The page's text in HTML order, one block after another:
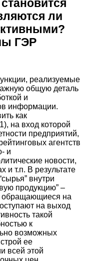
ли
ГЭР
реализуемые
общую деталь
и
информации.
как
на вход которой
предприятий,
агентств
и
новости,
и т.п. В результате
внутри
продукцию” –
обращающиеся на
на выход
такой
к
возможных
ее
всей этой